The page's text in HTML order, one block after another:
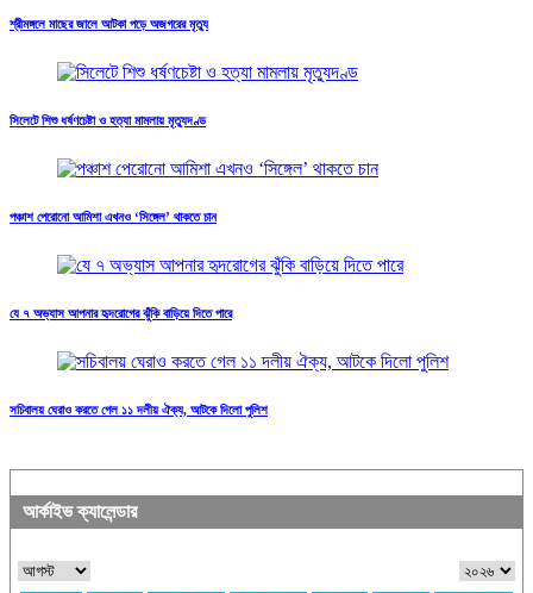
শ্রীমঙ্গলে মাছের জালে আটকা পড়ে অজগরের মৃত্যু
সিলেটে শিশু ধর্ষণচেষ্টা ও হত্যা মামলায় মৃত্যুদণ্ড
পঞ্চাশ পেরোনো আমিশা এখনও ‘সিঙ্গেল’ থাকতে চান
যে ৭ অভ্যাস আপনার হৃদরোগের ঝুঁকি বাড়িয়ে দিতে পারে
সচিবালয় ঘেরাও করতে গেল ১১ দলীয় ঐক্য, আটকে দিলো পুলিশ
আর্কাইভ ক্যালেন্ডার